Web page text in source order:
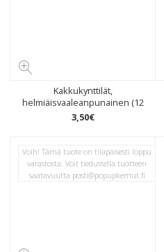
Kakkukynttilät,
helmiäisvaaleanpunainen (12
3,50€
Voih! Tämä tuote on tilapäisesti loppu
varastosta. Voit tiedustella tuotteen
saatavuutta posti@popupkemut.fi